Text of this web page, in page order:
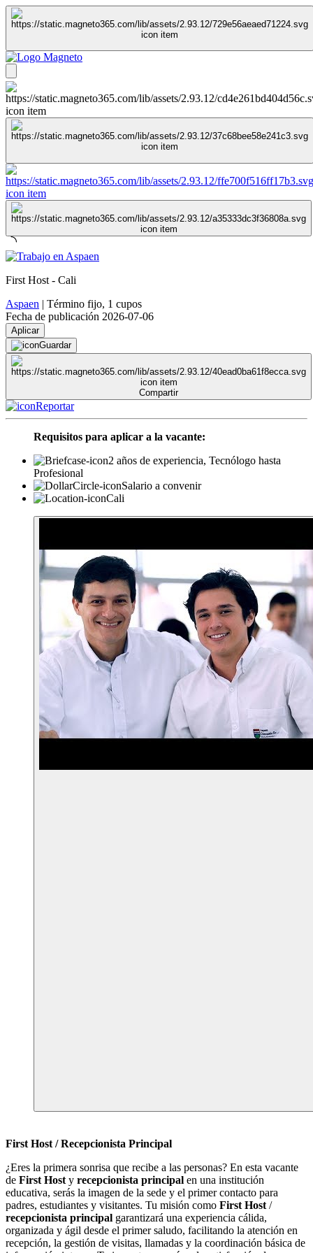
First Host - Cali
Aspaen | Término fijo, 1 cupos
Fecha de publicación 2026-07-06
Aplicar
Guardar
Compartir
Reportar
Requisitos para aplicar a la vacante:
2 años de experiencia, Tecnólogo hasta
Profesional
Salario a convenir
Cali
First Host / Recepcionista Principal
¿Eres la primera sonrisa que recibe a las personas? En esta vacante
de First Host y recepcionista principal en una institución
educativa, serás la imagen de la sede y el primer contacto para
padres, estudiantes y visitantes. Tu misión como First Host /
recepcionista principal garantizará una experiencia cálida,
organizada y ágil desde el primer saludo, facilitando la atención en
recepción, la gestión de visitas, llamadas y la coordinación básica de